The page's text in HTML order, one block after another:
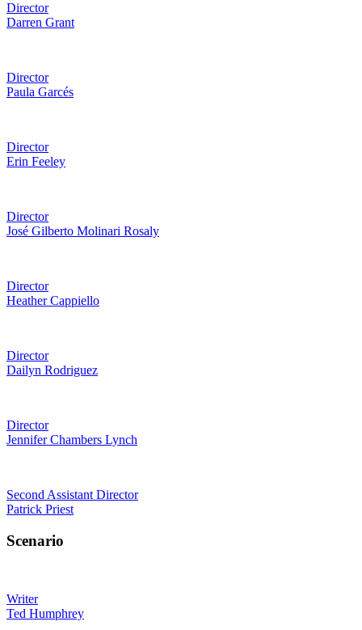
Director
Darren Grant
Director
Paula Garcés
Director
Erin Feeley
Director
José Gilberto Molinari Rosaly
Director
Heather Cappiello
Director
Dailyn Rodriguez
Director
Jennifer Chambers Lynch
Second Assistant Director
Patrick Priest
Scenario
Writer
Ted Humphrey